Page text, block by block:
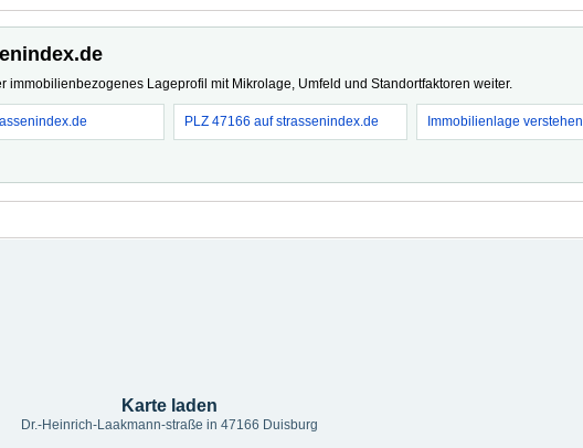
immobilienbezogenes Lageprofil mit Mikrolage, Umfeld und Standortfaktoren weiter.
PLZ 47166 auf strassenindex.de Immobilienlage verstehen
Karte laden
Dr.-Heinrich-Laakmann-straße in 47166 Duisburg